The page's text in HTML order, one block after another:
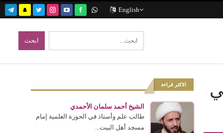
English
الاكثر قراءة
الشيخ أحمد سلمان الأحمدي
طالب علم وأستاذ في الحوزة العلمية إمام
مسجد أهل البيت...